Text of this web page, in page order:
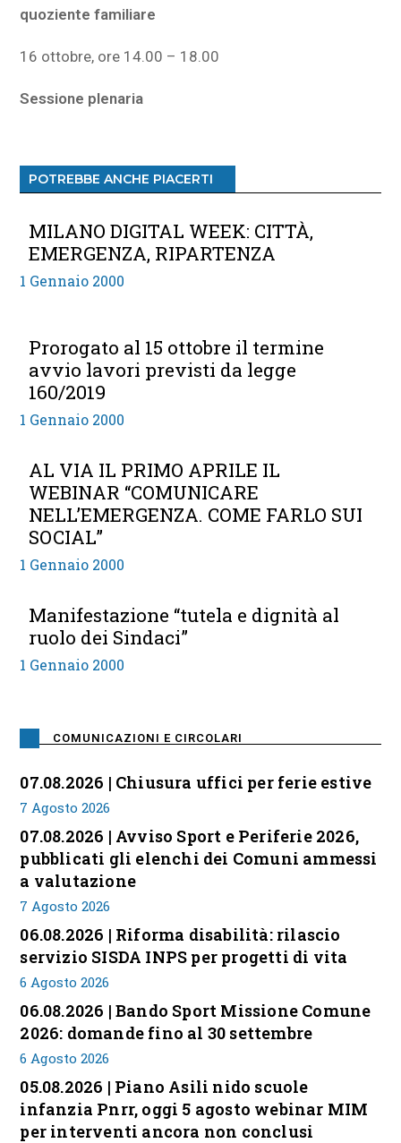
quoziente familiare
16 ottobre, ore 14.00 – 18.00
Sessione plenaria
POTREBBE ANCHE PIACERTI
MILANO DIGITAL WEEK: CITTÀ,
EMERGENZA, RIPARTENZA
1 Gennaio 2000
Prorogato al 15 ottobre il termine
avvio lavori previsti da legge
160/2019
1 Gennaio 2000
AL VIA IL PRIMO APRILE IL
WEBINAR “COMUNICARE
NELL’EMERGENZA. COME FARLO SUI
SOCIAL”
1 Gennaio 2000
Manifestazione “tutela e dignità al
ruolo dei Sindaci”
1 Gennaio 2000
COMUNICAZIONI E CIRCOLARI
07.08.2026 | Chiusura uffici per ferie estive
7 Agosto 2026
07.08.2026 | Avviso Sport e Periferie 2026,
pubblicati gli elenchi dei Comuni ammessi
a valutazione
7 Agosto 2026
06.08.2026 | Riforma disabilità: rilascio
servizio SISDA INPS per progetti di vita
6 Agosto 2026
06.08.2026 | Bando Sport Missione Comune
2026: domande fino al 30 settembre
6 Agosto 2026
05.08.2026 | Piano Asili nido scuole
infanzia Pnrr, oggi 5 agosto webinar MIM
per interventi ancora non conclusi